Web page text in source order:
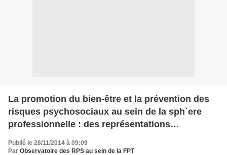
La promotion du bien-être et la prévention des
risques psychosociaux au sein de la sph`ere
professionnelle : des représentations
Publié le 28/11/2014 à 09:09
Par Observatoire des RPS au sein de la FPT